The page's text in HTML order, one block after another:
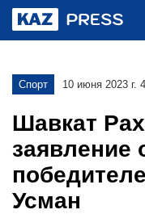
Спорт 10 июня 2023 г.
Шавкат
заявление
Усман